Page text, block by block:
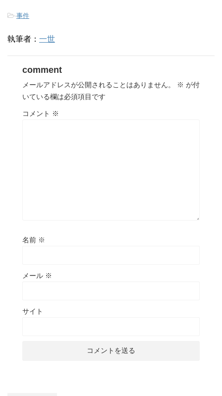
-事件
執筆者： 一世
comment
メールアドレスが公開されることはありません。 ※ が付
いている欄は必須項目です
コメント ※
名前 ※
メール ※
サイト